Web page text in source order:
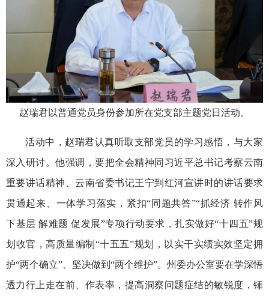
赵瑞君以普通党员身份参加所在党支部主题党日活动。
活动中，赵瑞君认真听取支部党员的学习感悟，与大家
深入研讨。他强调，要把全会精神同习近平总书记考察云南
重要讲话精神、云南省委书记王宁到红河宣讲时的讲话要求
贯通起来、一体学习落实，紧扣“同题共答”“抓经济 转作风
下基层 解难题 促发展”专项行动要求，扎实做好“十四五”规
划收官，高质量编制“十五五”规划，以实干实绩实效坚定拥
护“两个确立”、坚决做到“两个维护”。州委办公室要在学深悟
透力行上走在前、作表率，提高洞察问题症结的敏锐度，锤